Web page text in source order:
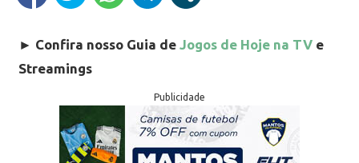
► Confira nosso Guia de Jogos de Hoje na TV e
Streamings
Publicidade